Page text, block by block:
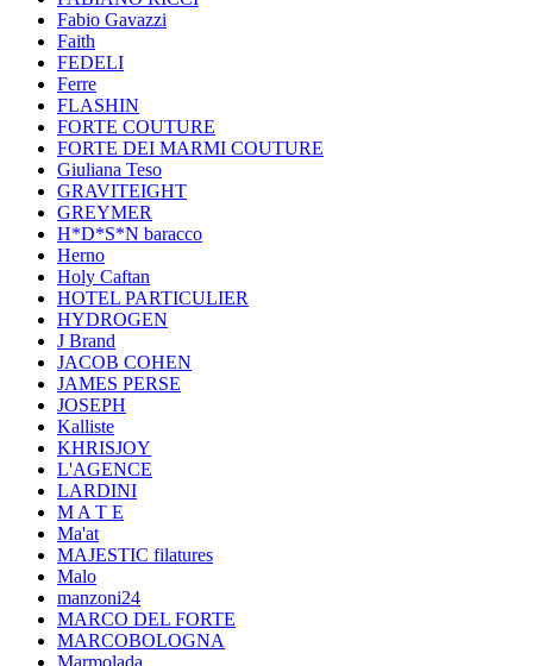
Fabio Gavazzi
Faith
FEDELI
Ferre
FLASHIN
FORTE COUTURE
FORTE DEI MARMI COUTURE
Giuliana Teso
GRAVITEIGHT
GREYMER
H*D*S*N baracco
Herno
Holy Caftan
HOTEL PARTICULIER
HYDROGEN
J Brand
JACOB COHEN
JAMES PERSE
JOSEPH
Kalliste
KHRISJOY
L'AGENCE
LARDINI
M A T E
Ma'at
MAJESTIC filatures
Malo
manzoni24
MARCO DEL FORTE
MARCOBOLOGNA
Marmolada